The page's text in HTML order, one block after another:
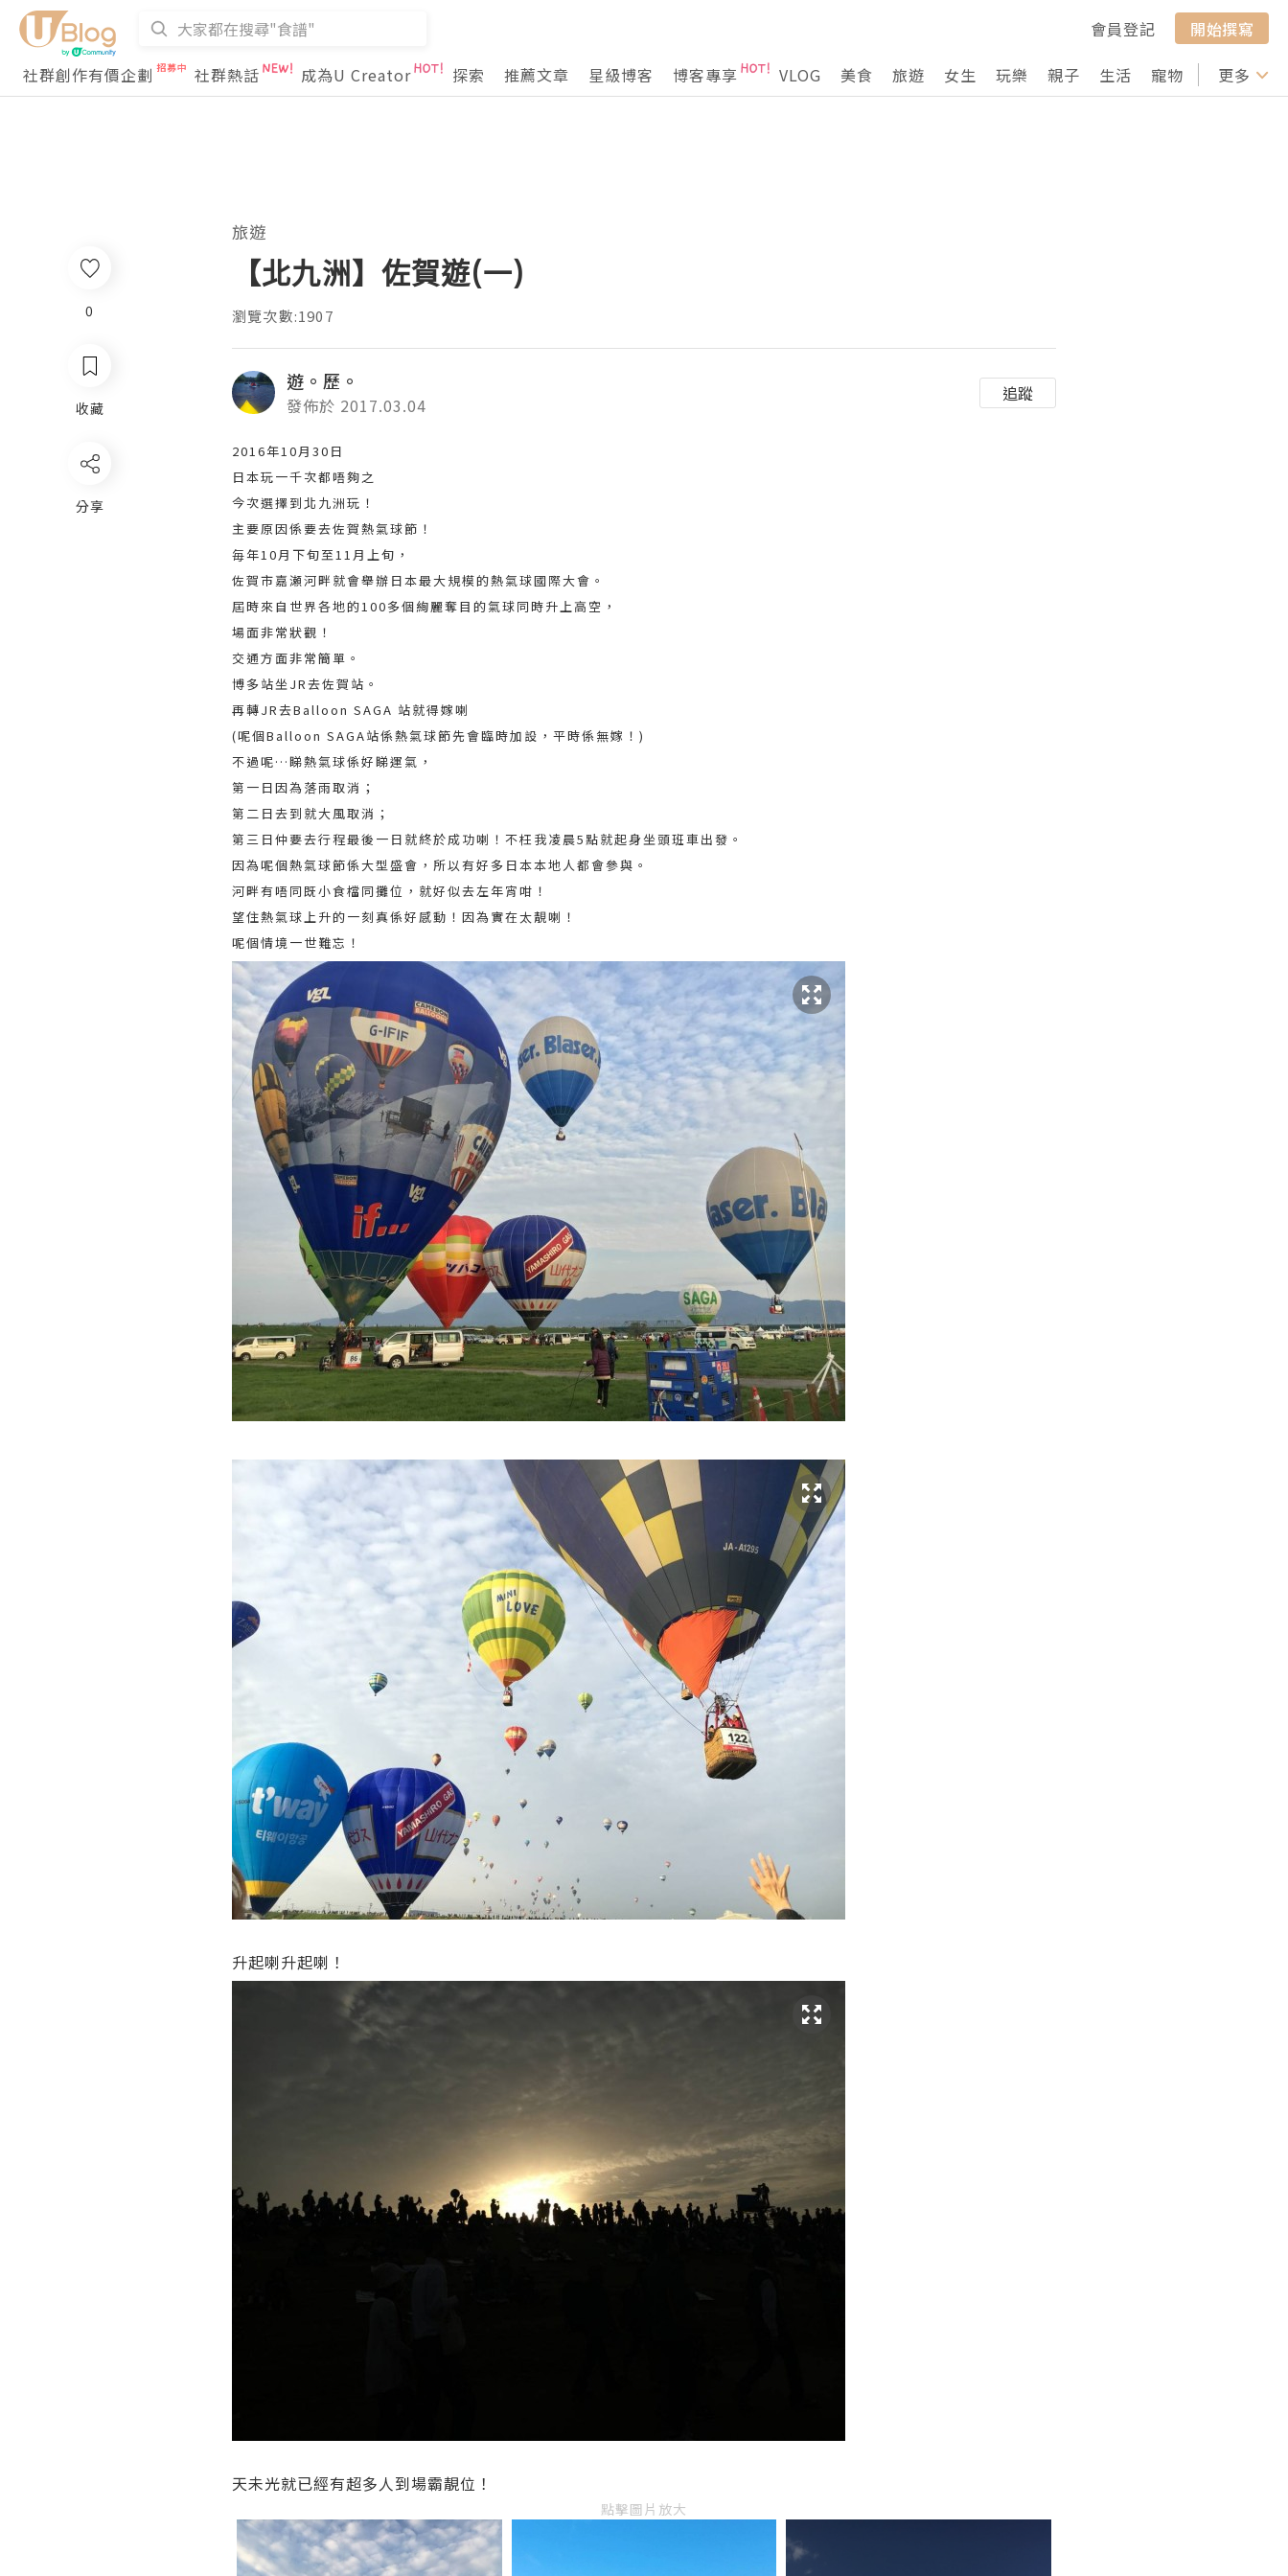
會員登記
開始撰寫
社群創作有價企劃
社群熱話 成為U Creator 探索 推薦文章 星級博客 博客專享 VLOG 美食 旅遊 女生 玩樂 親子 生活 寵物 行山 打卡
更多
0
收藏
分享
旅遊
【北九洲】佐賀遊(一)
瀏覽次數:1907
遊。歷。
發佈於 2017.03.04
追蹤
2016年10月30日
日本玩一千次都唔夠之
今次選擇到北九洲玩！
主要原因係要去佐賀熱氣球節！
毎年10月下旬至11月上旬，
佐賀市嘉瀬河畔就會舉辦日本最大規模的熱氣球國際大會。
屆時來自世界各地的100多個絢麗奪目的氣球同時升上高空，
場面非常狀觀！
交通方面非常簡單。
博多站坐JR去佐賀站。
再轉JR去Balloon SAGA 站就得嫁喇
(呢個Balloon SAGA站係熱氣球節先會臨時加設，平時係無嫁！)
不過呢…睇熱氣球係好睇運氣，
第一日因為落雨取消；
第二日去到就大風取消；
第三日仲要去行程最後一日就終於成功喇！不枉我凌晨5點就起身坐頭班車出發。
因為呢個熱氣球節係大型盛會，所以有好多日本本地人都會參與。
河畔有唔同既小食檔同攤位，就好似去左年宵咁！
望住熱氣球上升的一刻真係好感動！因為實在太靚喇！
呢個情境一世難忘！
升起喇升起喇！
天未光就已經有超多人到場霸靚位！
點擊圖片放大